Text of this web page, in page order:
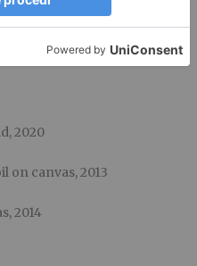
2020
canvas, 2013
2014